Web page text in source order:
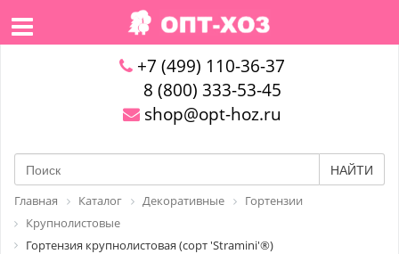
+7 (499) 110-36-37
8 (800) 333-53-45
shop@opt-hoz.ru
НАЙТИ
Главная Каталог Декоративные
Гортензии
Крупнолистовые
Гортензия крупнолистовая (сорт 'Stramini'®)